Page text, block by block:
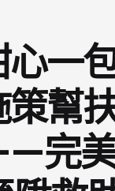
一
幫
完